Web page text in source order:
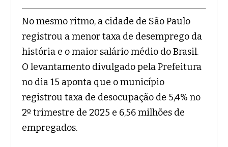
No mesmo ritmo, a cidade de São Paulo
registrou a menor taxa de desemprego da
história e o maior salário médio do Brasil.
O levantamento divulgado pela Prefeitura
no dia 15 aponta que o município
registrou taxa de desocupação de 5,4% no
2º trimestre de 2025 e 6,56 milhões de
empregados.